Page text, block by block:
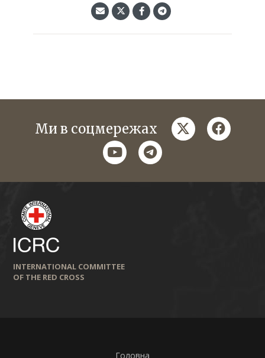
Ми в соцмережах twitter
youtubetelegram
INTERNATIONAL COMMITTEE
OF THE RED CROSS
Головна